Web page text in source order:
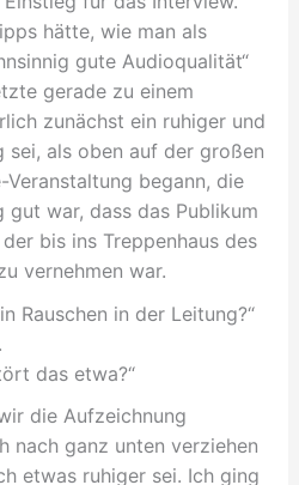
hätte, wie man als
gute Audioqualität“
gerade zu einem
zunächst ein ruhiger und
sei, als oben auf der großen
Veranstaltung begann, die
war, dass das Publikum
bis ins Treppenhaus des
vernehmen war.
Rauschen in der Leitung?“
das etwa?“
die Aufzeichnung
nach ganz unten verziehen
etwas ruhiger sei. Ich ging